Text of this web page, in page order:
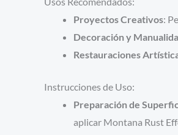
Proyectos Creativos:
Decoración y
Restauraciones
Instrucciones de Uso:
Preparación de
aplicar Montana Rust